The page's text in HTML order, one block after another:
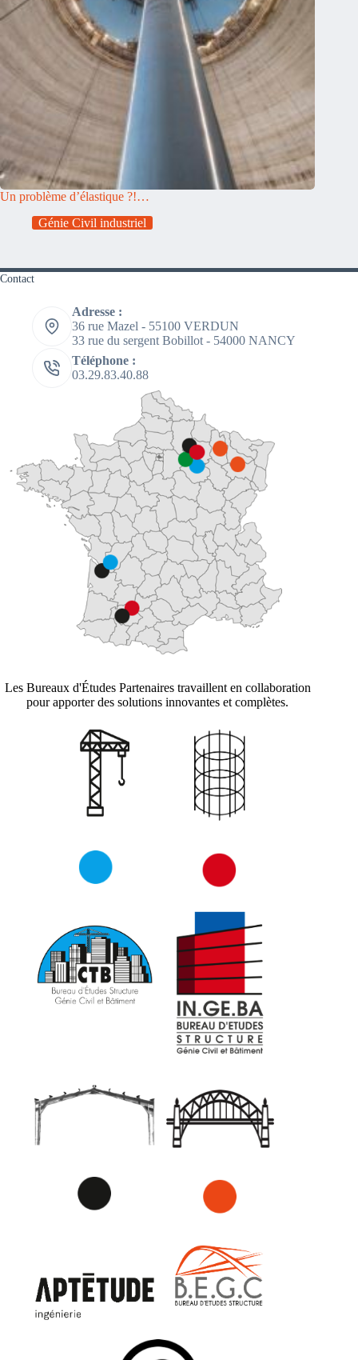
Un problème d’élastique ?!…
Génie Civil industriel
Contact
Adresse :
36 rue Mazel - 55100 VERDUN
33 rue du sergent Bobillot - 54000 NANCY
Téléphone :
03.29.83.40.88
Les Bureaux d'Études Partenaires travaillent en collaboration
pour apporter des solutions innovantes et complètes.